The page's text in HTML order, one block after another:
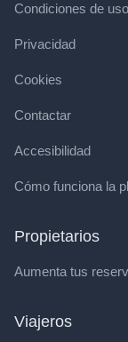
Condiciones de uso
Privacidad
Cookies
Contactar
Accesibilidad
Cómo funciona la
Propietarios
Aumenta tus
Viajeros